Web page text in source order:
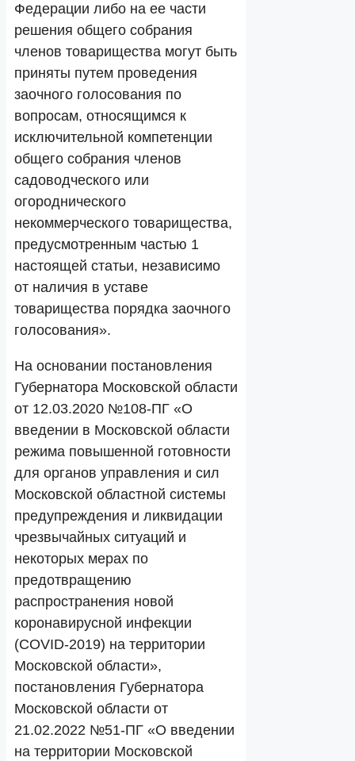
Федерации либо на ее части
решения общего собрания
членов товарищества могут быть
приняты путем проведения
заочного голосования по
вопросам, относящимся к
исключительной компетенции
общего собрания членов
садоводческого или
огороднического
некоммерческого товарищества,
предусмотренным частью 1
настоящей статьи, независимо
от наличия в уставе
товарищества порядка заочного
голосования».
На основании постановления
Губернатора Московской области
от 12.03.2020 №108-ПГ «О
введении в Московской области
режима повышенной готовности
для органов управления и сил
Московской областной системы
предупреждения и ликвидации
чрезвычайных ситуаций и
некоторых мерах по
предотвращению
распространения новой
коронавирусной инфекции
(COVID-2019) на территории
Московской области»,
постановления Губернатора
Московской области от
21.02.2022 №51-ПГ «О введении
на территории Московской